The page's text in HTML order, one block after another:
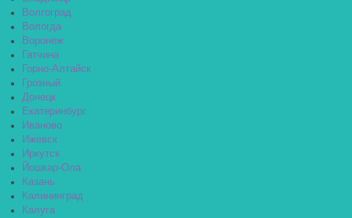
Волгоград
Вологда
Воронеж
Гатчина
Горно-Алтайск
Грозный
Донецк
Екатеринбург
Иваново
Ижевск
Иркутск
Йошкар-Ола
Казань
Калининград
Калуга